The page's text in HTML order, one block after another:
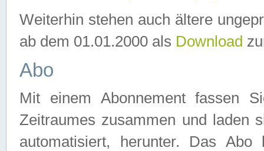
Weiterhin stehen auch ältere
ab dem 01.01.2000 als Download
Abo
Mit einem Abonnement fassen
Zeitraumes zusammen und laden
automatisiert, herunter. Das